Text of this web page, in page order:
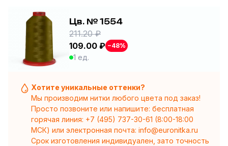
Цв. № 1554
211.20 ₽
109.00 ₽ −48%
1 ед.
Хотите уникальные оттенки?
Мы производим нитки любого цвета под заказ!
Просто позвоните или напишите: бесплатная
горячая линия: +7 (495) 737-30-61 (8:00-18:00
МСК) или электронная почта: info@euronitka.ru
Срок изготовления индивидуален, зато точность